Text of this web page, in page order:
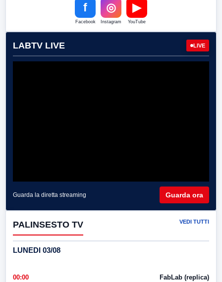
f
Facebook
◎
Instagram
▶
YouTube
LABTV LIVE LIVE
Guarda la diretta streaming Guarda ora
PALINSESTO TV VEDI TUTTI
LUNEDI 03/08
00:00 FabLab (replica)